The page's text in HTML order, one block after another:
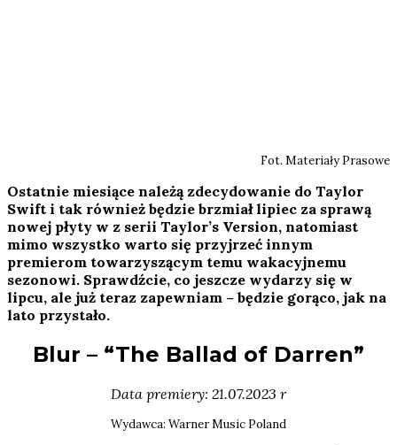
Fot. Materiały Prasowe
Ostatnie miesiące należą zdecydowanie do Taylor
Swift i tak również będzie brzmiał lipiec za sprawą
nowej płyty w z serii Taylor’s Version, natomiast
mimo wszystko warto się przyjrzeć innym
premierom towarzyszącym temu wakacyjnemu
sezonowi. Sprawdźcie, co jeszcze wydarzy się w
lipcu, ale już teraz zapewniam – będzie gorąco, jak na
lato przystało.
Blur – “The Ballad of Darren”
Data premiery: 21.07.2023 r
Wydawca: Warner Music Poland